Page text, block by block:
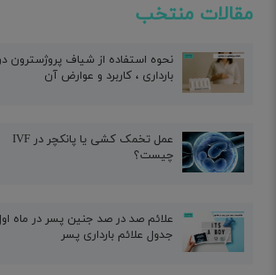
مقالات منتخب
نحوه استفاده از شیاف پروژسترون در
بارداری ، کاربرد و عوارض آن
عمل تخمک کشی یا پانکچر در IVF
چیست؟
علائم صد در صد جنین پسر در ماه
جدول علائم بارداری پسر